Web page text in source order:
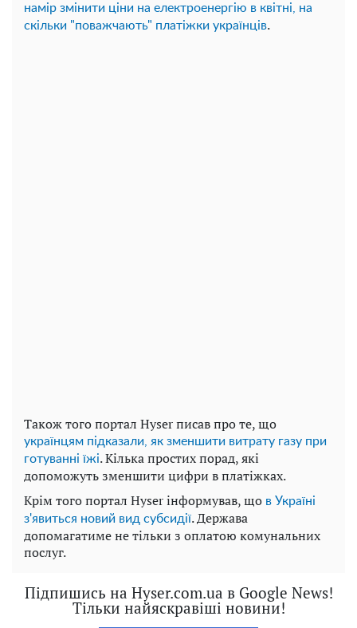
намір змінити ціни на електроенергію в квітні, на
скільки "поважчають" платіжки українців.
Також того портал Hyser писав про те, що
українцям підказали, як зменшити витрату газу при
готуванні їжі. Кілька простих порад, які
допоможуть зменшити цифри в платіжках.
Крім того портал Hyser інформував, що в Україні
з'явиться новий вид субсидії. Держава
допомагатиме не тільки з оплатою комунальних
послуг.
Підпишись на Hyser.com.ua в Google News!
Тільки найяскравіші новини!